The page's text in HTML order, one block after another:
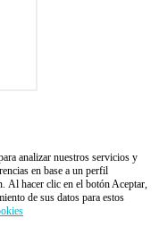
analizar nuestros servicios y
en base a un perfil
Al hacer clic en el botón Aceptar,
de sus datos para estos